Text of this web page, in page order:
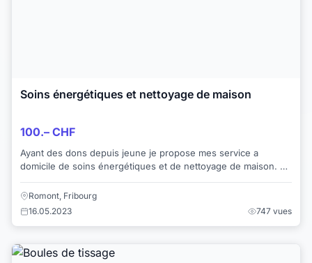
Soins énergétiques et nettoyage de maison
100.– CHF
Ayant des dons depuis jeune je propose mes service a
domicile de soins énergétiques et de nettoyage de maison. Je
Romont, Fribourg
16.05.2023
747 vues